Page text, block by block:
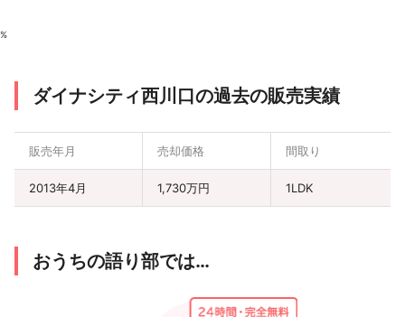
%
ダイナシティ西川口の過去の販売実績
販売年月 売却価格 間取り
2013年4月 1,730万円 1LDK
おうちの語り部では…